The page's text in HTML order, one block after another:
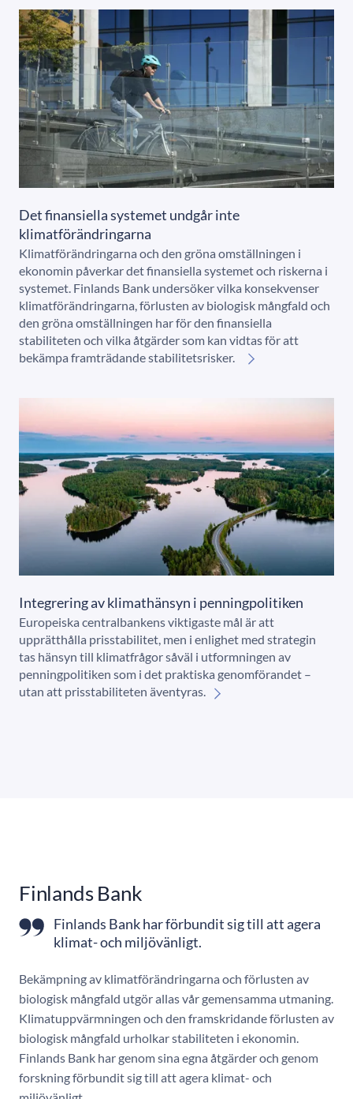
Det finansiella systemet undgår inte
klimatförändringarna
Klimatförändringarna och den gröna omställningen i
ekonomin påverkar det finansiella systemet och riskerna i
systemet. Finlands Bank undersöker vilka konsekvenser
klimatförändringarna, förlusten av biologisk mångfald och
den gröna omställningen har för den finansiella
stabiliteten och vilka åtgärder som kan vidtas för att
bekämpa framträdande stabilitetsrisker.
Integrering av klimathänsyn i penningpolitiken
Europeiska centralbankens viktigaste mål är att
upprätthålla prisstabilitet, men i enlighet med strategin
tas hänsyn till klimatfrågor såväl i utformningen av
penningpolitiken som i det praktiska genomförandet –
utan att prisstabiliteten äventyras.
Finlands Bank
Finlands Bank har förbundit sig till att agera
klimat- och miljövänligt.
Bekämpning av klimatförändringarna och förlusten av
biologisk mångfald utgör allas vår gemensamma utmaning.
Klimatuppvärmningen och den framskridande förlusten av
biologisk mångfald urholkar stabiliteten i ekonomin.
Finlands Bank har genom sina egna åtgärder och genom
forskning förbundit sig till att agera klimat- och